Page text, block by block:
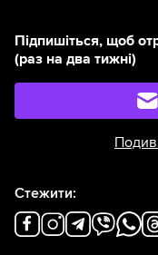
Підпишіться, щоб
(раз на два тижні)
Стежити: